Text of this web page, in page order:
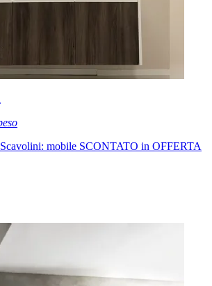
mobile SCONTATO in OFFERTA